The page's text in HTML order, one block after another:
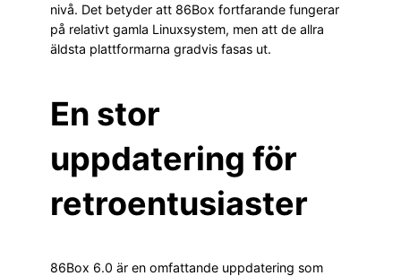
nivå. Det betyder att 86Box fortfarande fungerar
på relativt gamla Linuxsystem, men att de allra
äldsta plattformarna gradvis fasas ut.
En stor
uppdatering för
retroentusiaster
86Box 6.0 är en omfattande uppdatering som